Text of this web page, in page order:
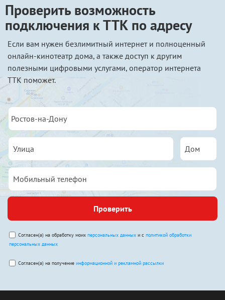
Проверить возможность
подключения к ТТК по адресу
Если вам нужен безлимитный интернет и полноценный
онлайн-кинотеатр дома, а также доступ к другим
полезными цифровыми услугами, оператор интернета
ТТК поможет.
Проверить
Согласен(а) на обработку моих персональных данных и с политикой обработки
персональных данных
Согласен(а) на получение информационной и рекламной рассылки